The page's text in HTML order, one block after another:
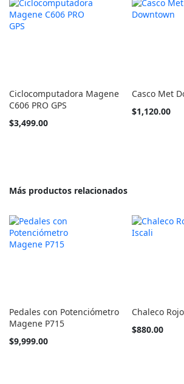
Ciclocomputadora Magene
C606 PRO GPS
$3,499.00
Casco Met
Tan
$1,120.00
Más productos relacionados
Pedales con Potenciómetro
Magene P715
$9,999.00
Chaleco
Tan
$880.00